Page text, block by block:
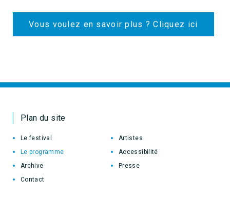
Vous voulez en savoir plus ? Cliquez ici
Plan du site
Le festival
Artistes
Le programme
Accessibilité
Archive
Presse
Contact